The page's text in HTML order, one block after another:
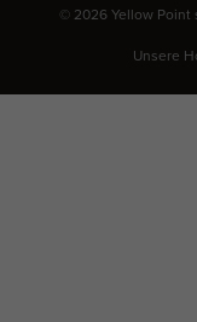
© 2026 Yellow Point
Unsere